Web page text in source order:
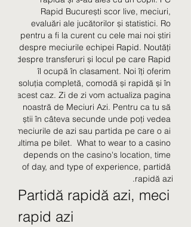
Rapid București scor live, meciuri,
evaluări ale jucătorilor și statistici. Ro
pentru a fi la curent cu cele mai noi știri
despre meciurile echipei Rapid. Noutăți
despre transferuri și locul pe care Rapid
îl ocupă în clasament. Noi îți oferim
soluția completă, comodă și rapidă și în
acest caz. Zi de zi vom actualiza pagina
noastră de Meciuri Azi. Pentru ca tu să
știi în câteva secunde unde poți vedea
meciurile de azi sau partida pe care o ai
ultima pe bilet.  What to wear to a casino
depends on the casino's location, time
of day, and type of experience, partidă
rapidă azi.
Partidă rapidă azi, meci
rapid azi